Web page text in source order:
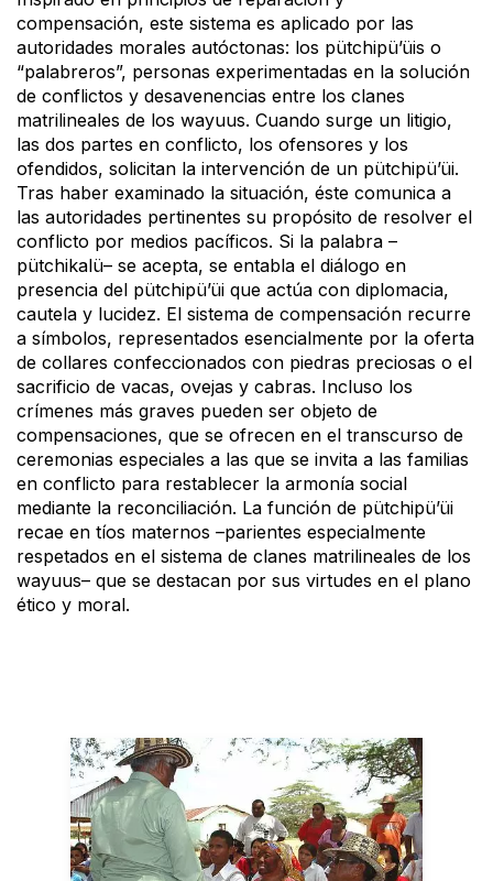
compensación, este sistema es aplicado por las
autoridades morales autóctonas: los pütchipü’üis o
“palabreros”, personas experimentadas en la solución
de conflictos y desavenencias entre los clanes
matrilineales de los wayuus. Cuando surge un litigio,
las dos partes en conflicto, los ofensores y los
ofendidos, solicitan la intervención de un pütchipü’üi.
Tras haber examinado la situación, éste comunica a
las autoridades pertinentes su propósito de resolver el
conflicto por medios pacíficos. Si la palabra –
pütchikalü– se acepta, se entabla el diálogo en
presencia del pütchipü’üi que actúa con diplomacia,
cautela y lucidez. El sistema de compensación recurre
a símbolos, representados esencialmente por la oferta
de collares confeccionados con piedras preciosas o el
sacrificio de vacas, ovejas y cabras. Incluso los
crímenes más graves pueden ser objeto de
compensaciones, que se ofrecen en el transcurso de
ceremonias especiales a las que se invita a las familias
en conflicto para restablecer la armonía social
mediante la reconciliación. La función de pütchipü’üi
recae en tíos maternos –parientes especialmente
respetados en el sistema de clanes matrilineales de los
wayuus– que se destacan por sus virtudes en el plano
ético y moral.